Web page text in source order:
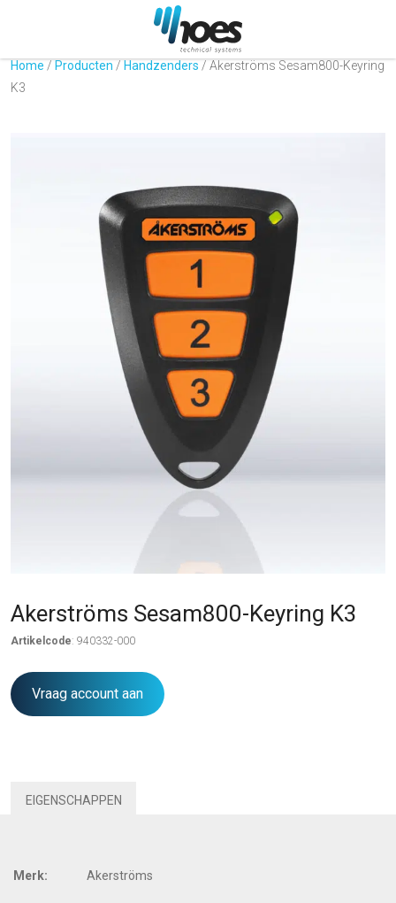
Home / Producten / Handzenders / Akerströms Sesam800-Keyring
K3
Akerströms Sesam800-Keyring K3
Artikelcode: 940332-000
Vraag account aan
EIGENSCHAPPEN
Merk: Akerströms